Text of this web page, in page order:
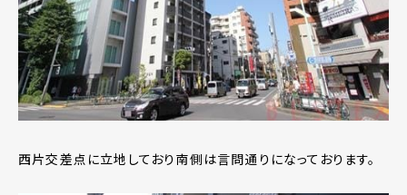
西片交差点に立地しており南側は言問通りになっております。